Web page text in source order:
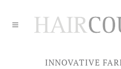
INNOVATIVE